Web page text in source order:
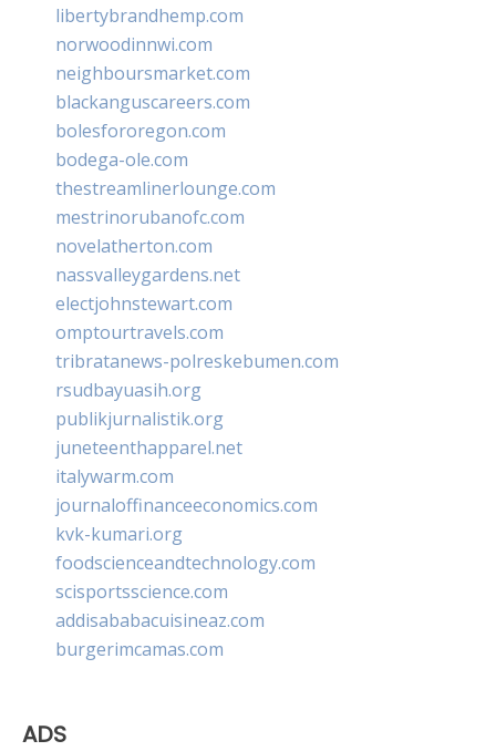
libertybrandhemp.com
norwoodinnwi.com
neighboursmarket.com
blackanguscareers.com
bolesfororegon.com
bodega-ole.com
thestreamlinerlounge.com
mestrinorubanofc.com
novelatherton.com
nassvalleygardens.net
electjohnstewart.com
omptourtravels.com
tribratanews-polreskebumen.com
rsudbayuasih.org
publikjurnalistik.org
juneteenthapparel.net
italywarm.com
journaloffinanceeconomics.com
kvk-kumari.org
foodscienceandtechnology.com
scisportsscience.com
addisababacuisineaz.com
burgerimcamas.com
ADS